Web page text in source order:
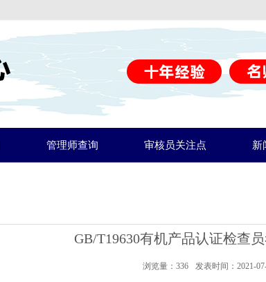
管理师查询 审核员关注点 新
GB/T19630有机产品认证检查
浏览量： 336 发表时间：2021-